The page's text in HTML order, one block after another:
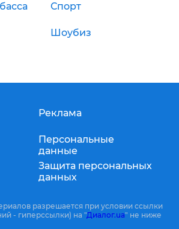
Спорт
Шоубиз
Реклама
Персональные
данные
Защита персональных
данных
разрешается при условии ссылки
- гиперссылки) на "Диалог.ua" не ниже